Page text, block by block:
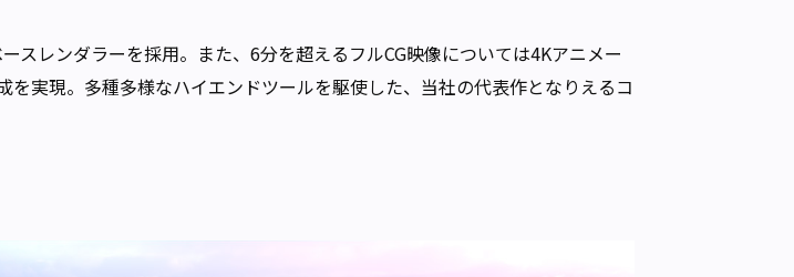
スレンダラーを採用。また、6分を超えるフルCG映像については4Kアニメー
実現。多種多様なハイエンドツールを駆使した、当社の代表作となりえるコ